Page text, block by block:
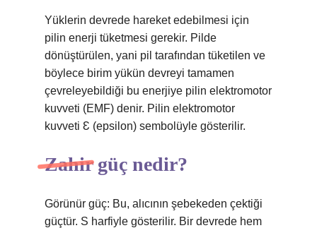
Yüklerin devrede hareket edebilmesi için
pilin enerji tüketmesi gerekir. Pilde
dönüştürülen, yani pil tarafından tüketilen ve
böylece birim yükün devreyi tamamen
çevreleyebildiği bu enerjiye pilin elektromotor
kuvveti (EMF) denir. Pilin elektromotor
kuvveti Ɛ (epsilon) sembolüyle gösterilir.
Zahir güç nedir?
Görünür güç: Bu, alıcının şebekeden çektiği
güçtür. S harfiyle gösterilir. Bir devrede hem